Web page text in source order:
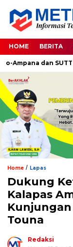
HOME BERITA
dan SUTT 150
Home / Lapas
Dukung
Kalapas
Touna
Redaksi